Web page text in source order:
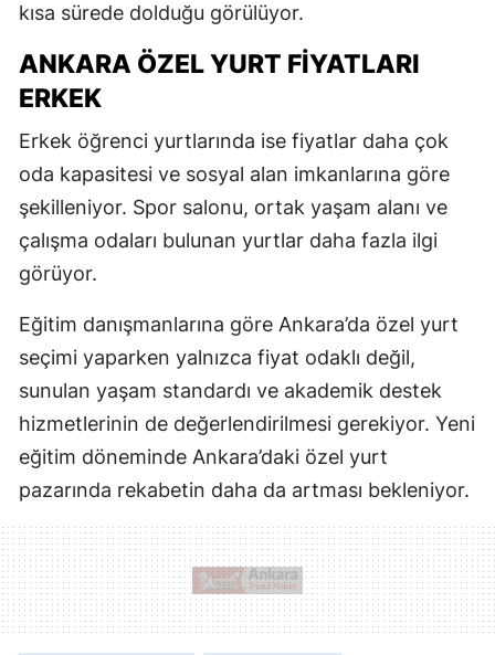
kısa sürede dolduğu görülüyor.
ANKARA ÖZEL YURT FIYATLARI
ERKEK
Erkek öğrenci yurtlarında ise fiyatlar daha çok
oda kapasitesi ve sosyal alan imkanlarına göre
şekilleniyor. Spor salonu, ortak yaşam alanı ve
çalışma odaları bulunan yurtlar daha fazla ilgi
görüyor.
Eğitim danışmanlarına göre Ankara’da özel yurt
seçimi yaparken yalnızca fiyat odaklı değil,
sunulan yaşam standardı ve akademik destek
hizmetlerinin de değerlendirilmesi gerekiyor. Yeni
eğitim döneminde Ankara’daki özel yurt
pazarında rekabetin daha da artması bekleniyor.